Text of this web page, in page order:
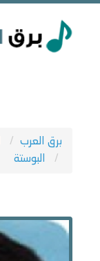
برق العرب
البوستة